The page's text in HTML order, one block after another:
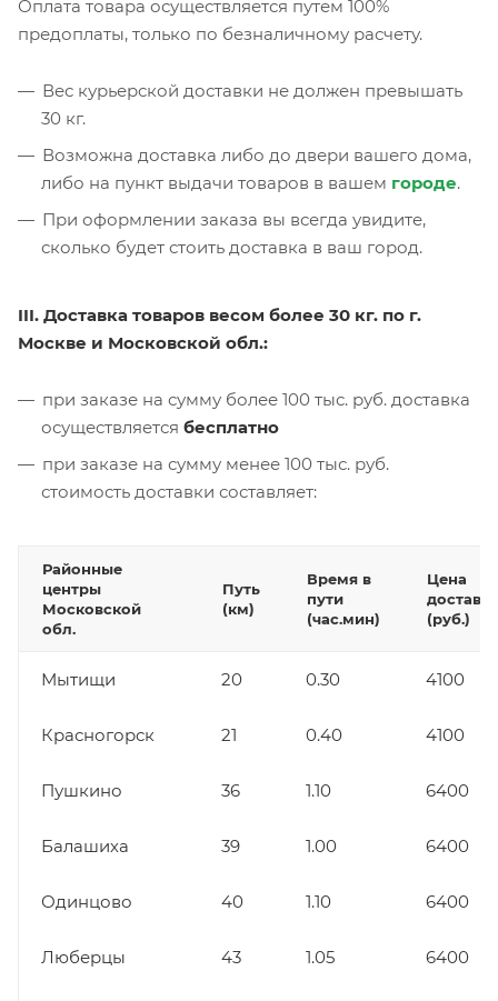
Оплата товара осуществляется путем 100%
предоплаты, только по безналичному расчету.
Вес курьерской доставки не должен превышать
30 кг.
Возможна доставка либо до двери вашего дома,
либо на пункт выдачи товаров в вашем городе.
При оформлении заказа вы всегда увидите,
сколько будет стоить доставка в ваш город.
III. Доставка товаров весом более 30 кг. по г.
Москве и Московской обл.:
при заказе на сумму более 100 тыс. руб. доставка
осуществляется бесплатно
при заказе на сумму менее 100 тыс. руб.
стоимость доставки составляет:
Районные
центры
Московской
обл.
Путь
(км)
Время в
пути
(час.мин)
Цена
(руб.)
Мытищи 20 0.30 4100
Красногорск 21 0.40 4100
Пушкино 36 1.10 6400
Балашиха 39 1.00 6400
Одинцово 40 1.10 6400
Люберцы 43 1.05 6400